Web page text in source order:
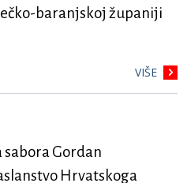
baranjskoj županiji
VIŠE
Gordan
Hrvatskoga